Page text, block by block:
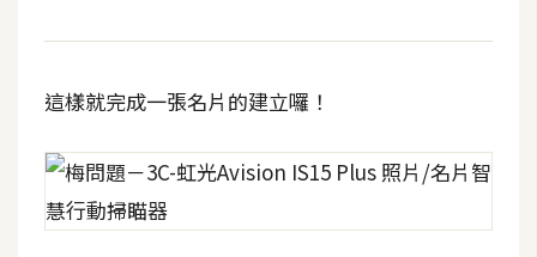
這樣就完成一張名片的建立囉！